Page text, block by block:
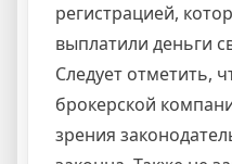
регистрацией,
выплатили деньги
Следует отметить,
брокерской
зрения